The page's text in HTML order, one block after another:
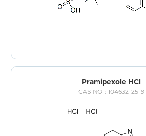
Pramipexole HCl
CAS NO：104632-25-9